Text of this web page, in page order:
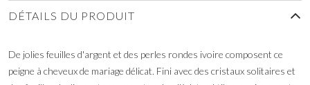
DÉTAILS DU PRODUIT
De jolies feuilles d'argent et des perles rondes ivoire composent ce
peigne à cheveux de mariage délicat. Fini avec des cristaux solitaires et